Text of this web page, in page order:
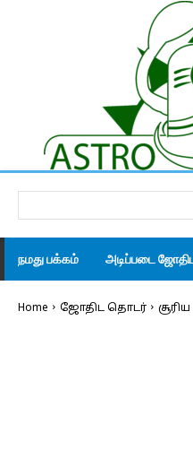
நமது பக்கம் அடிப்படை
Home ஜோதிட தொடர்